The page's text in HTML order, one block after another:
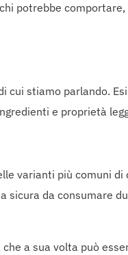
potrebbe
stiamo parlando.
e proprietà
varianti più comuni
da consumare
a sua volta può